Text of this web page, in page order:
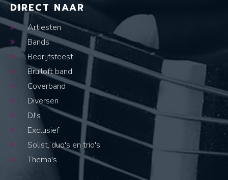
DIRECT NAAR
Artiesten
Bands
Bedrijfsfeest
Bruiloft band
Coverband
Diversen
DJ's
Exclusief
Solist, duo's en trio's
Thema's